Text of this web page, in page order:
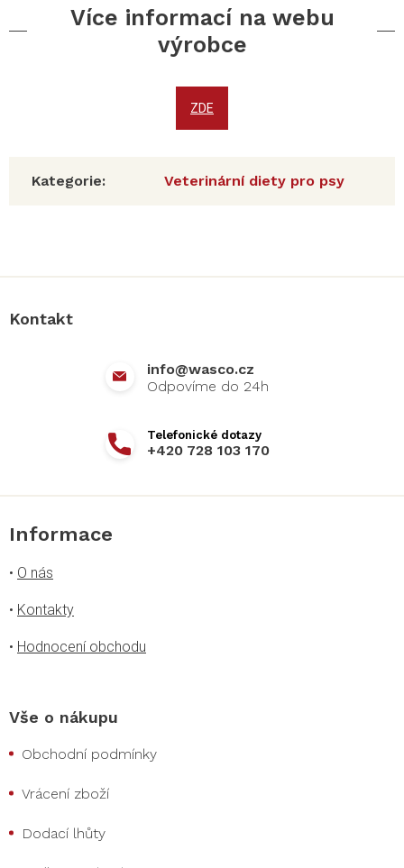
Více informací na webu
výrobce
ZDE
Kategorie: Veterinární diety pro psy
Kontakt
info@wasco.cz
+420 728 103 170
Informace
• O nás
• Kontakty
• Hodnocení obchodu
Vše o nákupu
Obchodní podmínky
Vrácení zboží
Dodací lhůty